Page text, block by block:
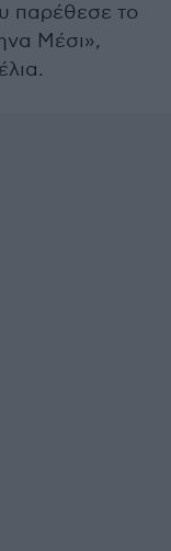
παρέθεσε το
Μέσι»,